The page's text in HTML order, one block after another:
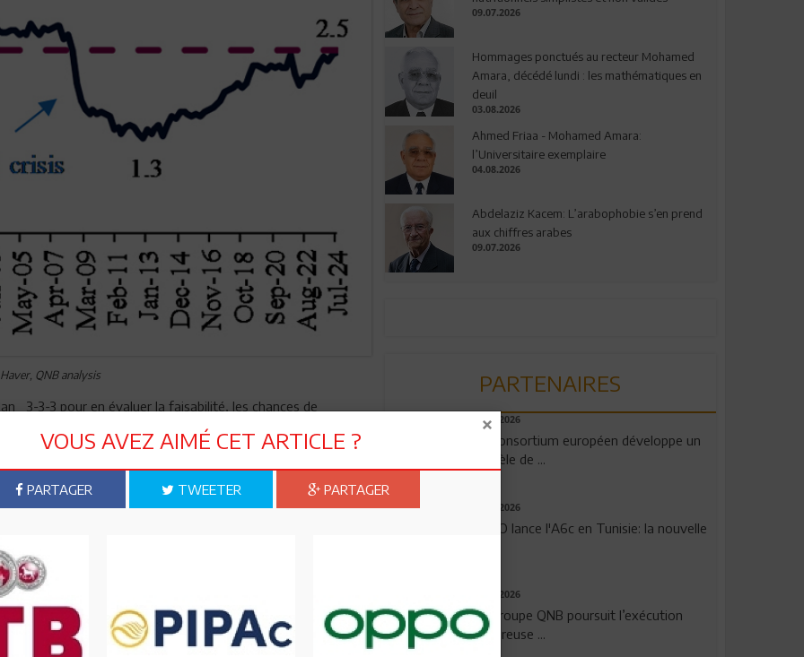
QNB analysis
3-3-3 pour en évaluer la faisabilité, les chances de
est –elle réaliste?
des progrès notables ces dernières années, avec une
que l’objectif de 3 % soit trop élevé ou irréaliste. En
%, revenant ainsi à la moyenne de long terme. Il est
favorisant l’innovation et la déréglementation, tout
artificielle (IA).
de services cloud ont doublé leurs programmes
début d’un cycle d’investissement massif, unique en
accélérée pourrait générer des gains
09.07.2026
Hommages ponctués au recteur Mohamed
Amara, décédé lundi : les mathématiques en
deuil
03.08.2026
Ahmed Friaa - Mohamed Amara:
l’Universitaire exemplaire
04.08.2026
Abdelaziz Kacem: L’arabophobie s’en prend
aux chiffres arabes
09.07.2026
PARTENAIRES
06.08.2026
Un consortium européen développe un
modèle de ...
04.08.2026
OPPO lance l'A6c en Tunisie: la nouvelle
29.07.2026
Le Groupe QNB poursuit l’exécution
rigoureuse ...
VOUS AVEZ AIMÉ CET ARTICLE ?
PARTAGER TWEETER PARTAGER